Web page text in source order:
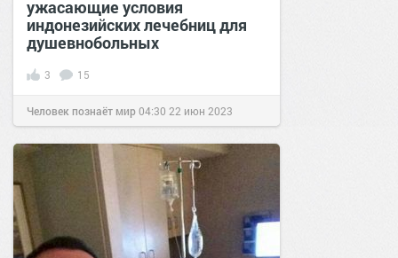
ужасающие условия
индонезийских лечебниц для
душевнобольных
3 15
Человек познаёт мир04:30 22 июн 2023